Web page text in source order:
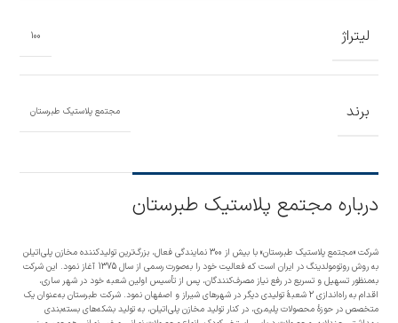
لیتراژ 100
برند مجتمع پلاستیک طبرستان
درباره مجتمع پلاستیک طبرستان
شرکت «مجتمع پلاستیک طبرستان» با بیش از 300 نمایندگی فعال، بزرگ‌ترین تولیدکننده مخازن پلی‌اتیلن
به روش روتومولدینگ در ایران است که فعالیت خود را به‌صورت رسمی از سال 1375 آغاز نمود. این شرکت
به‌منظور تسهیل و تسریع در رفع نیاز مصرف‌کنندگان، پس از تأسیس اولین شعبه خود در شهر ساری،
اقدام به راه‌اندازی 2 شعبۀ تولیدی دیگر در شهرهای شیراز و اصفهان نمود. شرکت طبرستان به‌عنوان یک
متخصص در حوزۀ محصولات پلیمری، در کنار تولید مخازن پلی‌اتیلن، به تولید بشکه‌های بسته‌بندی